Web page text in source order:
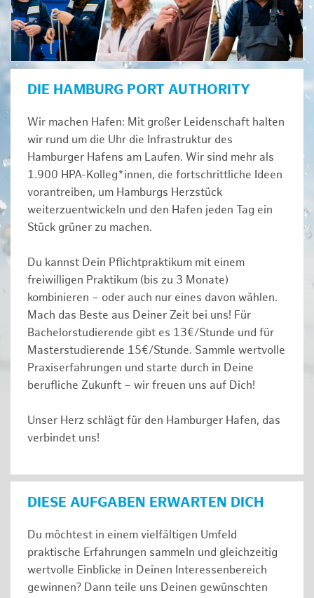
DIE HAMBURG PORT AUTHORITY
Wir machen Hafen: Mit großer Leidenschaft halten
wir rund um die Uhr die Infrastruktur des
Hamburger Hafens am Laufen. Wir sind mehr als
1.900 HPA-Kolleg*innen, die fortschrittliche Ideen
vorantreiben, um Hamburgs Herzstück
weiterzuentwickeln und den Hafen jeden Tag ein
Stück grüner zu machen.
Du kannst Dein Pflichtpraktikum mit einem
freiwilligen Praktikum (bis zu 3 Monate)
kombinieren – oder auch nur eines davon wählen.
Mach das Beste aus Deiner Zeit bei uns! Für
Bachelorstudierende gibt es 13€/Stunde und für
Masterstudierende 15€/Stunde. Sammle wertvolle
Praxiserfahrungen und starte durch in Deine
berufliche Zukunft – wir freuen uns auf Dich!
Unser Herz schlägt für den Hamburger Hafen, das
verbindet uns!
DIESE AUFGABEN ERWARTEN DICH
Du möchtest in einem vielfältigen Umfeld
praktische Erfahrungen sammeln und gleichzeitig
wertvolle Einblicke in Deinen Interessenbereich
gewinnen? Dann teile uns Deinen gewünschten